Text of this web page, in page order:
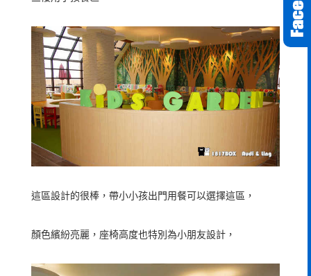
這區設計的很棒，帶小小孩出門用餐可以選擇這區，
顏色繽紛亮麗，座椅高度也特別為小朋友設計，